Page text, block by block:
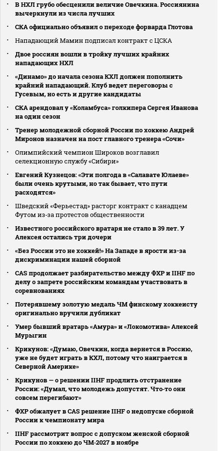
В НХЛ грубо обесценили величие Овечкина. Россиянина
вычеркнули из числа лучших
СКА официально объявил о переходе форварда Глотова
Нападающий Мамин подписал контракт с ЦСКА
Двое россиян вошли в тройку лучших крайних
нападающих НХЛ
«Динамо» до начала сезона КХЛ должен пополнить
крайний нападающий. Клуб ведет переговоры с
Гусевым, но есть и другие кандидаты
СКА арендовал у «Коламбуса» голкипера Сергея Иванова
на один сезон
Тренер молодежной сборной России по хоккею Андрей
Миронов назначен на пост главного тренера «Сочи»
Олимпийский чемпион Широков возглавил
селекционную службу «Сибири»
Евгений Кузнецов: «Эти полгода в «Салавате Юлаеве»
были очень крутыми, но так бывает, что пути
расходятся»
Шведский «Ферьестад» расторг контракт с канадцем
Футом из‑за протестов общественности
Известного российского вратаря не стало в 39 лет. У
Алексея остались три дочери
«Без России это не хоккей!» На Западе в ярости из-за
дискриминации нашей сборной
CAS продолжает разбирательство между ФХР и IIHF по
делу о запрете российским командам участвовать в
соревнованиях
Потерявшему золотую медаль ЧМ финскому хоккеисту
оригинально вручили дубликат
Умер бывший вратарь «Амура» и «Локомотива» Алексей
Мурыгин
Крикунов: «Думаю, Овечкин, когда вернется в Россию,
уже не будет играть в КХЛ, потому что наиграется в
Северной Америке»
Крикунов — о решении IIHF продлить отстранение
России: «Думал, что молодежь допустят. Что‑то они
совсем перегибают»
ФХР обжалует в CAS решение IIHF о недопуске сборной
России к чемпионату мира
IIHF рассмотрит вопрос с допуском женской сборной
России по хоккею до ЧМ‑2027 в ноябре